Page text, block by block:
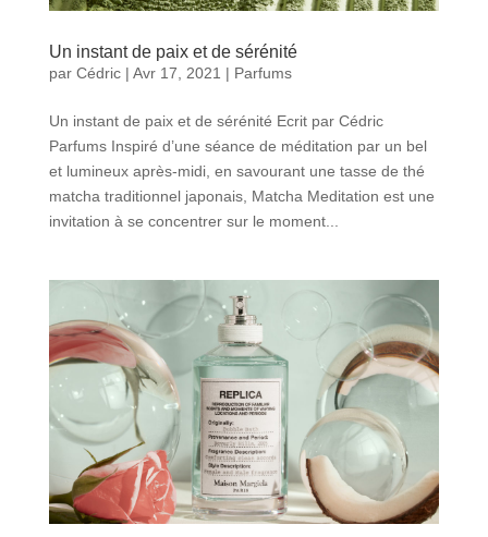
Un instant de paix et de sérénité
par Cédric| Avr 17, 2021 | Parfums
Un instant de paix et de sérénité Ecrit par Cédric
Parfums Inspiré d’une séance de méditation par un bel
et lumineux après-midi, en savourant une tasse de thé
matcha traditionnel japonais, Matcha Meditation est une
invitation à se concentrer sur le moment...